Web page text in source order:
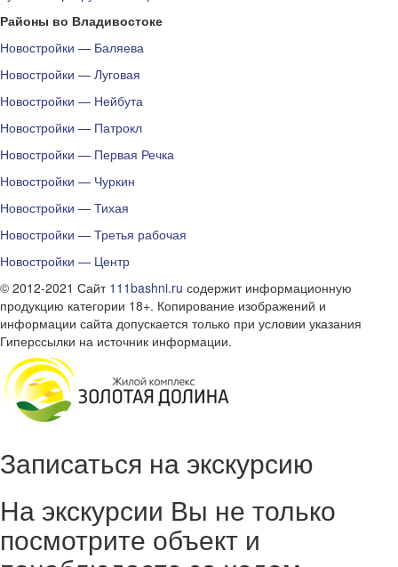
Районы во Владивостоке
Новостройки — Баляева
Новостройки — Луговая
Новостройки — Нейбута
Новостройки — Патрокл
Новостройки — Первая Речка
Новостройки — Чуркин
Новостройки — Тихая
Новостройки — Третья рабочая
Новостройки — Центр
© 2012-2021 Сайт 111bashni.ru содержит информационную
продукцию категории 18+. Копирование изображений и
информации сайта допускается только при условии указания
Гиперссылки на источник информации.
Записаться на экскурсию
На экскурсии Вы не только
посмотрите объект и